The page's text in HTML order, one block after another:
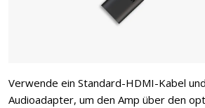
Verwende ein Standard-HDMI-Kabel
Audioadapter, um den Amp über den